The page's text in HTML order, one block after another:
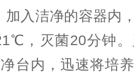
加入洁净的容器内
，灭菌20分钟
台内，迅速将培